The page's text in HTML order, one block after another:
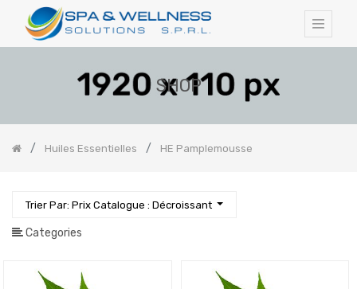
SHOP
Huiles Essentielles HE Pamplemousse
Trier Par: Prix Catalogue : Décroissant
Categories